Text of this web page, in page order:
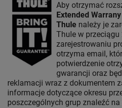
Aby otrzymać
Extended Warrany
Thule należy je
Thule w
zarejestrowaniu
otrzyma email,
potwierdzenie
gwarancji oraz
reklamacji wraz z dokumentem
informacje dotyczące okresu
poszczególnych grup znaleźć